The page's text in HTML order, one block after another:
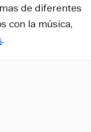
de diferentes
con la música,
.